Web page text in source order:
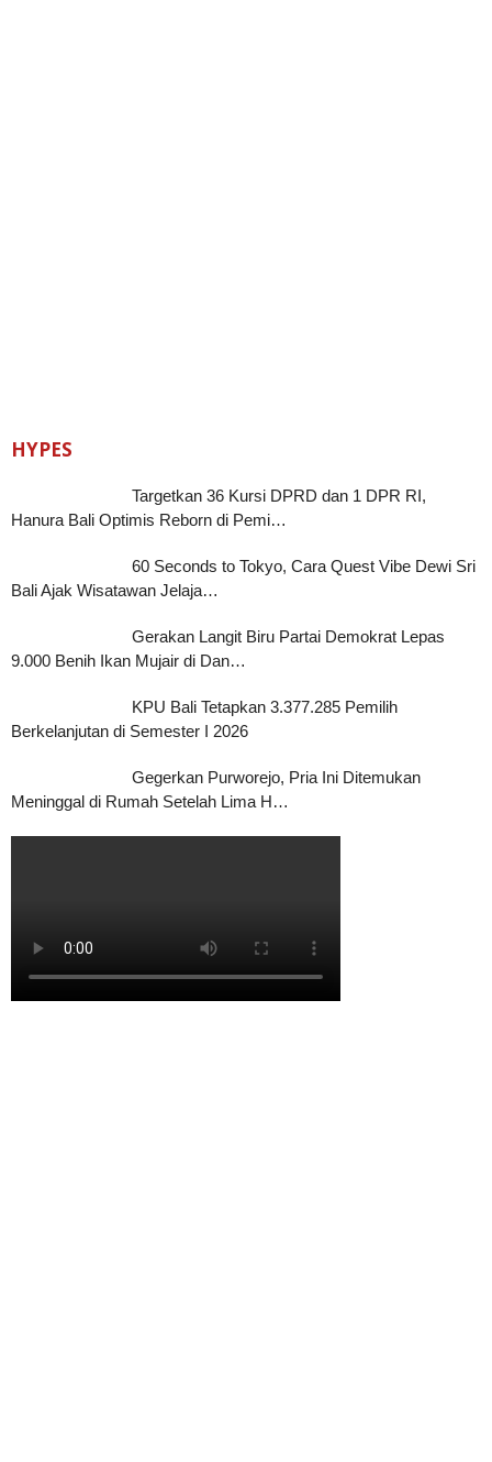
HYPES
Targetkan 36 Kursi DPRD dan 1 DPR RI,
Hanura Bali Optimis Reborn di Pemi…
60 Seconds to Tokyo, Cara Quest Vibe Dewi Sri
Bali Ajak Wisatawan Jelaja…
Gerakan Langit Biru Partai Demokrat Lepas
9.000 Benih Ikan Mujair di Dan…
KPU Bali Tetapkan 3.377.285 Pemilih
Berkelanjutan di Semester I 2026
Gegerkan Purworejo, Pria Ini Ditemukan
Meninggal di Rumah Setelah Lima H…